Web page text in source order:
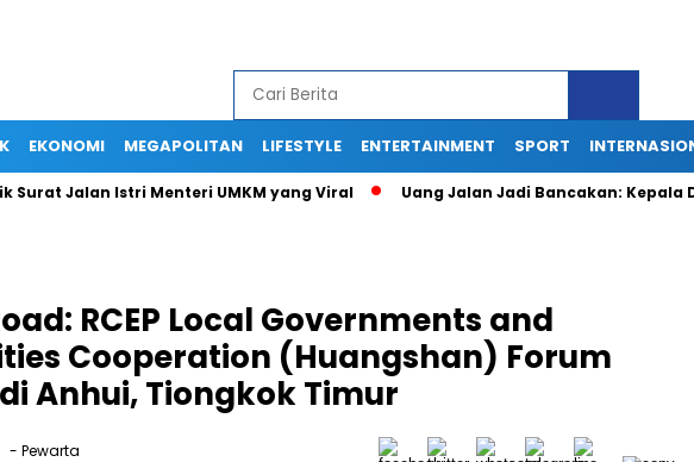
EKONOMI MEGAPOLITAN LIFESTYLE ENTERTAINMENT SPORT
Surat Jalan Istri Menteri UMKM yang Viral Uang Jalan Jadi Bancakan: Kepala
RCEP Local Governments and
Cooperation (Huangshan) Forum
Anhui, Tiongkok Timur
- Pewarta